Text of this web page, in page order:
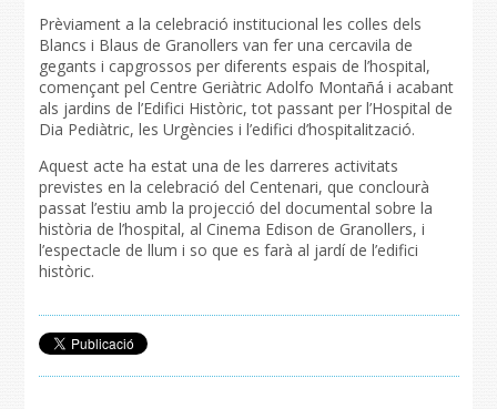
Prèviament a la celebració institucional les colles dels
Blancs i Blaus de Granollers van fer una cercavila de
gegants i capgrossos per diferents espais de l’hospital,
començant pel Centre Geriàtric Adolfo Montañá i acabant
als jardins de l’Edifici Històric, tot passant per l’Hospital de
Dia Pediàtric, les Urgències i l’edifici d’hospitalització.
Aquest acte ha estat una de les darreres activitats
previstes en la celebració del Centenari, que conclourà
passat l’estiu amb la projecció del documental sobre la
història de l’hospital, al Cinema Edison de Granollers, i
l’espectacle de llum i so que es farà al jardí de l’edifici
històric.